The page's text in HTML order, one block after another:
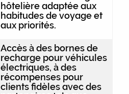
hôtelière adaptée aux
habitudes de voyage et
aux priorités.
Accès à des bornes de
recharge pour véhicules
électriques, à des
récompenses pour
clients fidèles avec des